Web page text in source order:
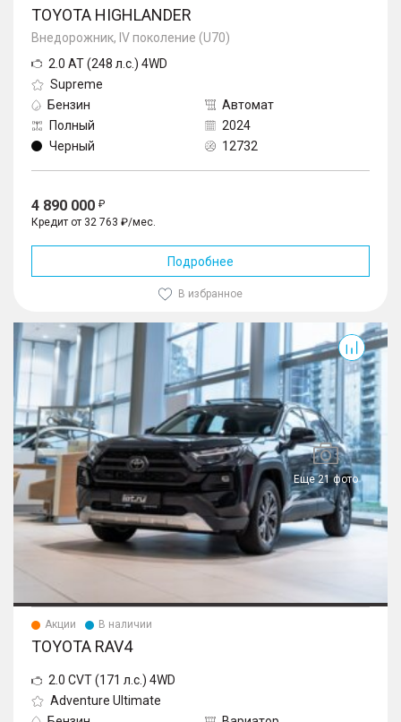
TOYOTA HIGHLANDER
Внедорожник, IV поколение (U70)
2.0 AT (248 л.с.) 4WD
Supreme
Бензин
Автомат
Полный
2024
Черный
12732
4 890 000
Кредит от 32 763 ₽/мес.
Подробнее
В избранное
Еще 21 фото
RAV4
Акции В наличии
TOYOTA RAV4
2.0 CVT (171 л.с.) 4WD
Adventure Ultimate